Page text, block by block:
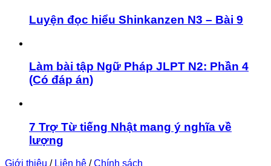
Luyện đọc hiểu Shinkanzen N3 – Bài 9
Làm bài tập Ngữ Pháp JLPT N2: Phần 4
(Có đáp án)
7 Trợ Từ tiếng Nhật mang ý nghĩa về
lượng
Giới thiệu / Liên hệ /Chính sách